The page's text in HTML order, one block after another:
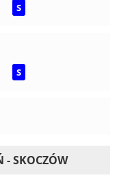
S
S
- SKOCZÓW